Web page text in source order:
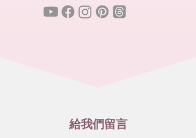
給我們留言